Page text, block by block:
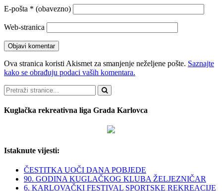
E-pošta * (obavezno)
Web-stranica
Ova stranica koristi Akismet za smanjenje neželjene pošte. Saznajte
kako se obrađuju podaci vaših komentara.
Pretraži
Kuglačka rekreativna liga Grada Karlovca
Istaknute vijesti:
ČESTITKA UOČI DANA POBJEDE
90. GODINA KUGLAČKOG KLUBA ŽELJEZNIČAR
6. KARLOVAČKI FESTIVAL SPORTSKE REKREACIJE